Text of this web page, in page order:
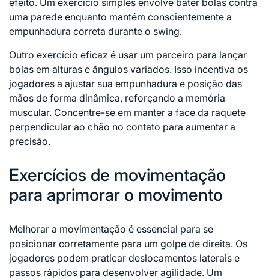
uma parede enquanto mantém conscientemente a
empunhadura correta durante o swing.
Outro exercício eficaz é usar um parceiro para lançar
bolas em alturas e ângulos variados. Isso incentiva os
jogadores a ajustar sua empunhadura e posição das
mãos de forma dinâmica, reforçando a memória
muscular. Concentre-se em manter a face da raquete
perpendicular ao chão no contato para aumentar a
precisão.
Exercícios de movimentação
para aprimorar o movimento
Melhorar a movimentação é essencial para se
posicionar corretamente para um golpe de direita. Os
jogadores podem praticar deslocamentos laterais e
passos rápidos para desenvolver agilidade. Um